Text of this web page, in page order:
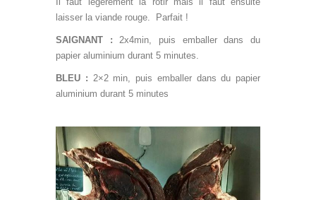
laisser la viande rouge. Parfait !
SAIGNANT : 2x4min, puis emballer dans du
papier aluminium durant 5 minutes.
BLEU : 2×2 min, puis emballer dans du papier
aluminium durant 5 minutes